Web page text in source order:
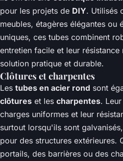
pour les projets de DIY. Utilisés
meubles, étagères élégantes ou
uniques, ces tubes combinent
entretien facile et leur
solution pratique et durable.
Clôtures et charpentes
Les tubes en acier rond sont
clôtures et les charpentes.
charges uniformes et leur
surtout lorsqu'ils sont
pour des structures extérieures.
portails, des barrières ou des